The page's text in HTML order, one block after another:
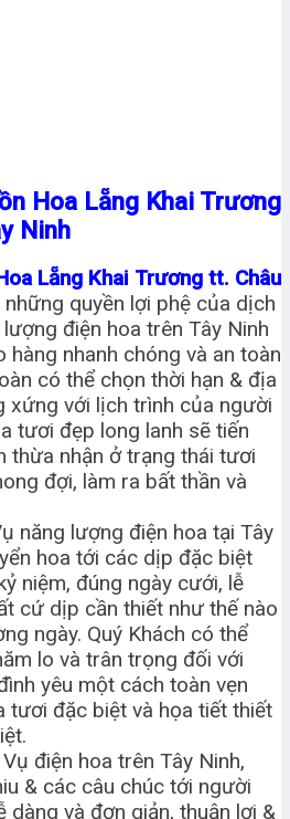
Hoa Lẵng Khai Trương
Ninh
Lẵng Khai Trương tt. Châu
những quyền lợi phệ của dịch
điện hoa trên Tây Ninh
hàng nhanh chóng và an toàn
có thể chọn thời hạn & địa
xứng với lịch trình của người
tươi đẹp long lanh sẽ tiến
thừa nhận ở trạng thái tươi
đợi, làm ra bất thần và
năng lượng điện hoa tại Tây
hoa tới các dịp đặc biệt
niệm, đúng ngày cưới, lễ
cứ dịp cần thiết như thế nào
ngày. Quý Khách có thể
lo và trân trọng đối với
yêu một cách toàn vẹn
tươi đặc biệt và họa tiết thiết
điện hoa trên Tây Ninh,
& các câu chúc tới người
dàng và đơn giản, thuận lợi &